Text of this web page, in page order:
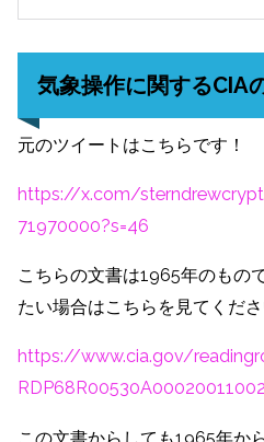
気象操作に関するCIA
元のツイートはこちらです！
https://x.com/
71970000?s=46
こちらの文書は1965年のもの
たい場合はこちらを見てくださ
https://www.cia.gov/
この文書からしても1965年か